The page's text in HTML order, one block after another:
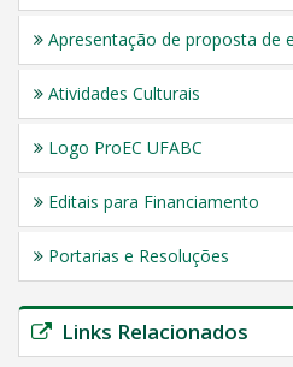
Apresentação de proposta de
Atividades Culturais
Logo ProEC UFABC
Editais para Financiamento
Portarias e Resoluções
Links Relacionados